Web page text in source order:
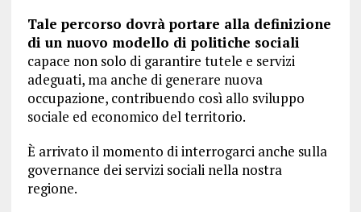
Tale percorso dovrà portare alla definizione
di un nuovo modello di politiche sociali
capace non solo di garantire tutele e servizi
adeguati, ma anche di generare nuova
occupazione, contribuendo così allo sviluppo
sociale ed economico del territorio.
È arrivato il momento di interrogarci anche sulla
governance dei servizi sociali nella nostra
regione.